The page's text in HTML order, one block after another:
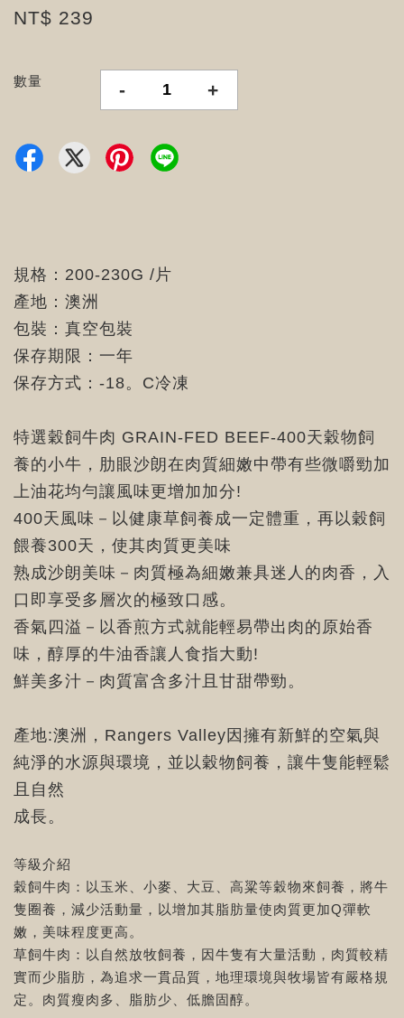
NT$ 239
數量 - +
規格：200-230G /片
產地：澳洲
包裝：真空包裝
保存期限：一年
保存方式：-18。C冷凍
特選穀飼牛肉 GRAIN-FED BEEF-400天穀物飼
養的小牛，肋眼沙朗在肉質細嫩中帶有些微嚼勁加
上油花均勻讓風味更增加加分!
400天風味－以健康草飼養成一定體重，再以穀飼
餵養300天，使其肉質更美味
熟成沙朗美味－肉質極為細嫩兼具迷人的肉香，入
口即享受多層次的極致口感。
香氣四溢－以香煎方式就能輕易帶出肉的原始香
味，醇厚的牛油香讓人食指大動!
鮮美多汁－肉質富含多汁且甘甜帶勁。
產地:澳洲，Rangers Valley因擁有新鮮的空氣與
純淨的水源與環境，並以穀物飼養，讓牛隻能輕鬆
且自然
成長。
等級介紹
穀飼牛肉：以玉米、小麥、大豆、高粱等穀物來飼養，將牛
隻圈養，減少活動量，以增加其脂肪量使肉質更加Q彈軟
嫩，美味程度更高。
草飼牛肉：以自然放牧飼養，因牛隻有大量活動，肉質較精
實而少脂肪，為追求一貫品質，地理環境與牧場皆有嚴格規
定。肉質瘦肉多、脂肪少、低膽固醇。